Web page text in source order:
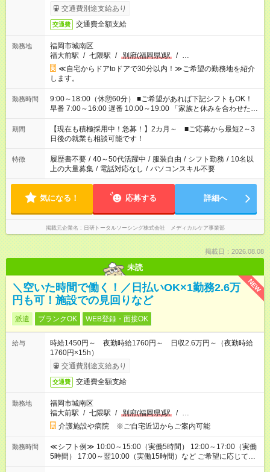
交通費別途支給あり
交通費 交通費全額支給
勤務地
福岡市城南区
福大前駅 / 七隈駅 / 別府(福岡県)駅 / …
≪自宅からドアtoドアで30分以内！≫ご希望の勤務地を紹介
します。
勤務時間
9:00～18:00（休憩60分） ■ご希望があれば下記シフトもOK！
早番 7:00～16:00 遅番 10:00～19:00 「家族と休みを合わせた
い」 「余裕を持って夕飯の準備がしたい」 「できれば残業はし
たくない」 など、ご希望を教えてくださいね。 ※Wワーク希望
の方へ 今ご覧のお仕事で希望する勤務時間と、もう1つのお仕事
の勤務時間。 合計で週40時間を超える場合は応募できません。
期間
【現在も積極採用中！急募！】2カ月～ ■ご応募から最短2～3
日後の就業も相談可能です！
特徴 履歴書不要 / 40～50代活躍中 / 服装自由 / シフト勤務 / 10名以
上の大量募集 / 電話対応なし / パソコンスキル不要
気になる！ 応募する 詳細へ
掲載元企業名 日研トータルソーシング株式会社 メディカルケア事業部
掲載日：2026.08.08
未読
NEW
＼空いた時間で働く！／日払いOK×1勤務2.6万
円も可！施設での見回りなど
派遣 ブランクOK WEB登録・面接OK
給与
時給1450円～ 夜勤時給1760円～ 日収2.6万円～（夜勤時給
1760円×15h）
交通費別途支給あり
交通費 交通費全額支給
勤務地
福岡市城南区
福大前駅 / 七隈駅 / 別府(福岡県)駅 / …
介護施設や病院 ※ご自宅近辺からご案内可能
勤務時間
≪シフト例≫ 10:00～15:00（実働5時間） 12:00～17:00（実働
5時間） 17:00～翌10:00（実働15時間）など ご希望に応じて、
働く時間は調整できます！ お気軽に担当へ相談ください！